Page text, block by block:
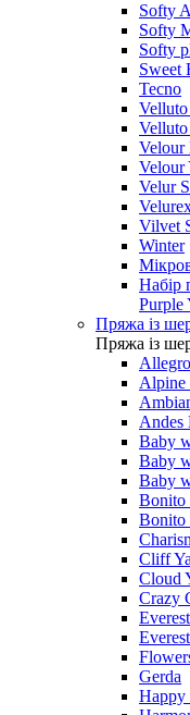
Softy
Softy
Softy
Sweet
Tecno
Velour
Velour
Velur
Vilvet
Winter
Набір
Purple
Пряжа із
Пряжа із
Alpine
Andes
Baby
Baby
Baby
Bonito
Bonito
Cliff
Cloud
Crazy
Gerda